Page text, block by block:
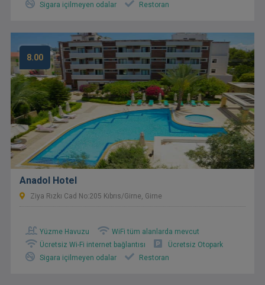
Sigara içilmeyen odalar
Restoran
8.00
Anadol Hotel
Ziya Rızkı Cad No:205 Kıbrıs/Girne, Girne
Yüzme Havuzu
WiFi tüm alanlarda mevcut
Ücretsiz Wi-Fi internet bağlantısı
Ücretsiz Otopark
Sigara içilmeyen odalar
Restoran